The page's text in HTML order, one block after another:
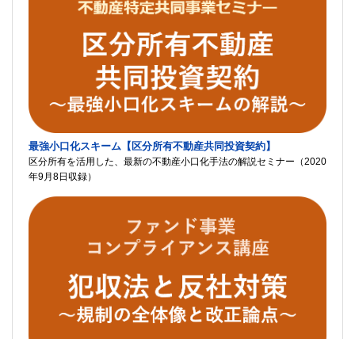
最強小口化スキーム【区分所有不動産共同投資契約】
区分所有を活用した、最新の不動産小口化手法の解説セミナー（2020
年9月8日収録）